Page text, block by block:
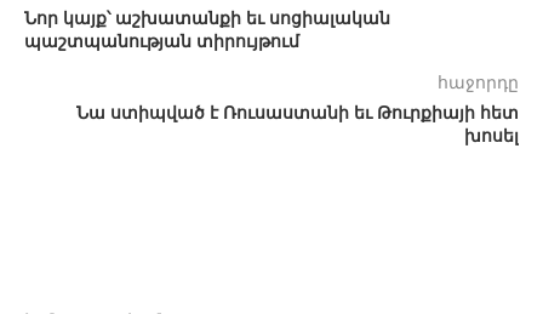
Նոր կայք՝ աշխատանքի եւ սոցիալական
պաշտպանության տիրույթում
հաջորդը
Նա ստիպված է Ռուսաստանի եւ Թուրքիայի հետ
խոսել